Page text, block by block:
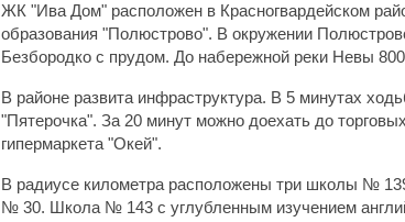
ЖК "Ива Дом" расположен в Красногвардейском
образования "Полюстрово". В окружении
Безбородко с прудом. До набережной реки Невы
В районе развита инфраструктура. В 5 минутах
"Пятерочка". За 20 минут можно доехать до
гипермаркета "Окей".
В радиусе километра расположены три школы №
№ 30. Школа № 143 с углубленным изучением